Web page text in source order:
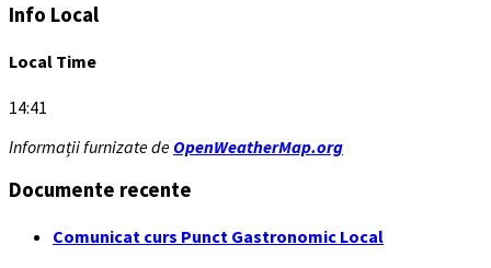
Info Local
Local Time
14:41
Informații furnizate de OpenWeatherMap.org
Documente recente
Comunicat curs Punct Gastronomic Local